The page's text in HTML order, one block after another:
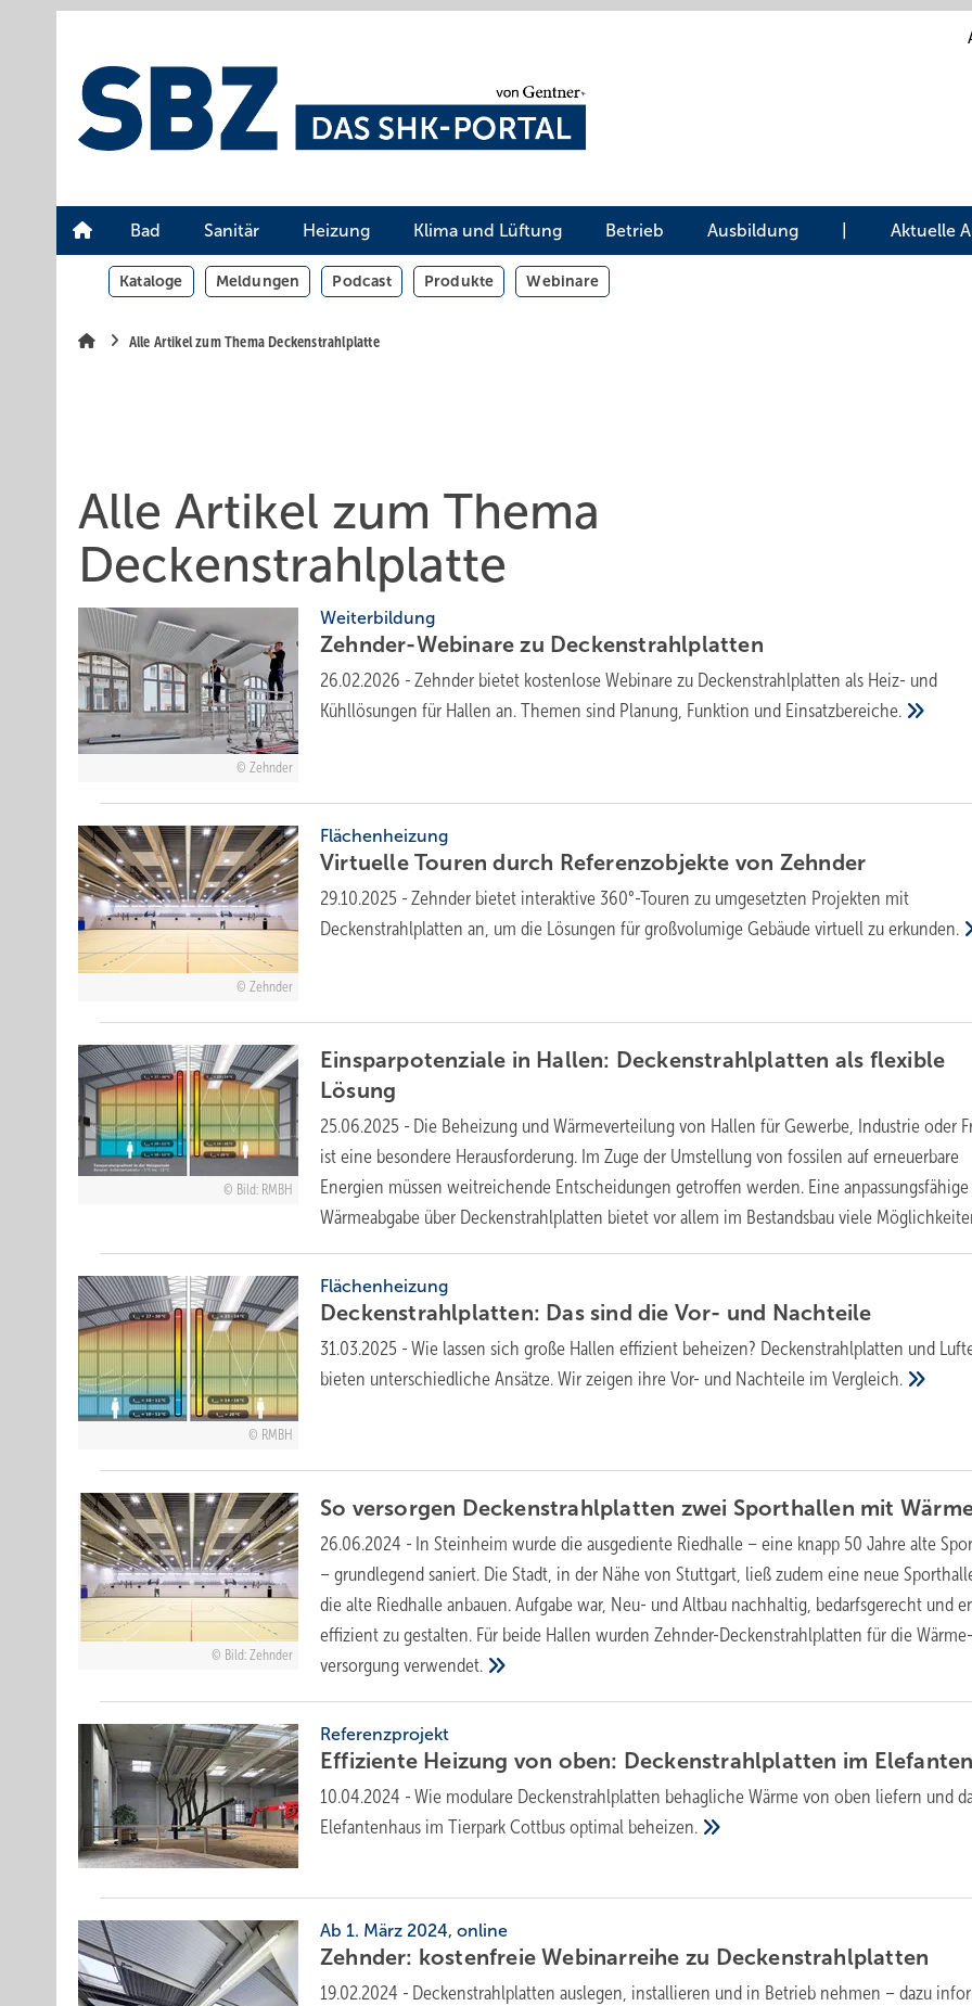
Bad Sanitär Heizung Klima und Lüftung Betrieb Ausbildung Aktuelle
Kataloge Meldungen Podcast Produkte Webinare
Alle Artikel zum Thema Deckenstrahlplatte
Alle Artikel zum Thema
Deckenstrahlplatte
Zehnder
Weiterbildung
Zehnder-Webinare zu De­cken­strahl­plat­ten
26.02.2026 - Zehnder bietet kostenlose Webinare zu Deckenstrahlplatten als Heiz- und
Kühllösungen für Hallen an. Themen sind Planung, Funktion und Einsatzbereiche.
Zehnder
Flächenheizung
Virtuelle Tou­ren durch Re­fe­renz­ob­jek­te von Zehn­der
29.10.2025 - Zehnder bietet interaktive 360°-Touren zu umgesetzten Projekten mit
Deckenstrahlplatten an, um die Lösungen für großvolumige Gebäude virtuell zuerkunden.
Bild: RMBH
Einsparpotenziale in Hallen: Deckenstrahlplatten als flexible
Lösung
25.06.2025 - Die Beheizung und Wärmeverteilung von Hallen für Gewerbe, Industrie oder
ist eine besondere Herausforderung. Im Zuge der Umstellung von fossilen auf erneuerbare
Energien müssen weitreichende Entscheidungen getroffen werden. Eine anpassungsfähige
Wärme­ abgabe über Deckenstrahlplatten bietet vor allem im Bestandsbau viele
RMBH
Flächenheizung
Deckenstrahlplatten: Das sind die Vor- und Nachteile
31.03.2025 - Wie lassen sich große Hallen effizient beheizen? Deckenstrahlplatten und
bieten unterschiedliche Ansätze. Wir zeigen ihre Vor- und Nachteile imVergleich.
Bild: Zehnder
So versorgen Deckenstrahlplatten zwei Sporthallen mit
26.06.2024 - In Steinheim wurde die ausgediente Riedhalle – eine knapp 50 Jahre alte
– grund­legend saniert. Die Stadt, in der Nähe von Stuttgart, ließ zudem eine neue
die alte Riedhalle anbauen. Aufgabe war, Neu- und Altbau nachhaltig, bedarfsgerecht und
effizient zu gestalten. Für beide Hallen wurden Zehnder-Deckenstrahlplatten für die Wärme­
versorgungverwendet.
Referenzprojekt
Effiziente Heizung von oben: Deckenstrahlplatten im
10.04.2024 - Wie modulare Deckenstrahlplatten behagliche Wärme von oben liefern und
Elefantenhaus im Tierpark Cottbus optimal beheizen.
Ab 1. März 2024, online
Zehnder: kostenfreie Webinarreihe zu Deckenstrahlplatten
19.02.2024 - Deckenstrahlplatten auslegen, installieren und in Betrieb nehmen – dazu